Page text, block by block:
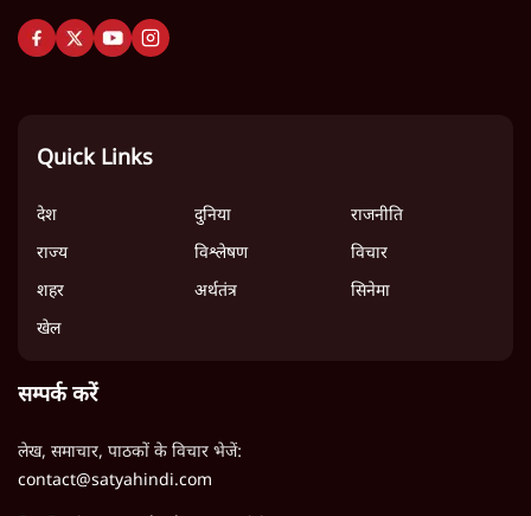
Quick Links
देश दुनिया
राजनीति
राज्य
विश्लेषण
विचार
शहर
अर्थतंत्र
सिनेमा
खेल
सम्पर्क करें
लेख, समाचार, पाठकों के विचार भेजें:
contact@satyahindi.com